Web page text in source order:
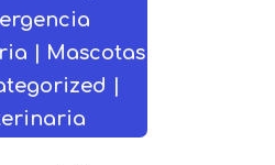
| Mascotas
|